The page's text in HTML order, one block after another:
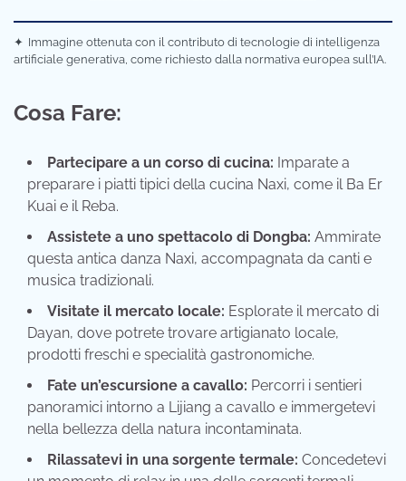
✦ Immagine ottenuta con il contributo di tecnologie di intelligenza
artificiale generativa, come richiesto dalla normativa europea sull’IA.
Cosa Fare:
Partecipare a un corso di cucina: Imparate a
preparare i piatti tipici della cucina Naxi, come il Ba Er
Kuai e il Reba.
Assistete a uno spettacolo di Dongba: Ammirate
questa antica danza Naxi, accompagnata da canti e
musica tradizionali.
Visitate il mercato locale: Esplorate il mercato di
Dayan, dove potrete trovare artigianato locale,
prodotti freschi e specialità gastronomiche.
Fate un’escursione a cavallo: Percorri i sentieri
panoramici intorno a Lijiang a cavallo e immergetevi
nella bellezza della natura incontaminata.
Rilassatevi in una sorgente termale: Concedetevi